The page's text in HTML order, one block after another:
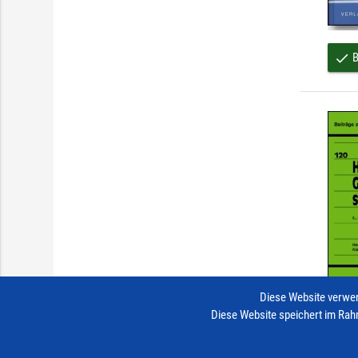
done
done
Diese Website
Diese Website speichert im